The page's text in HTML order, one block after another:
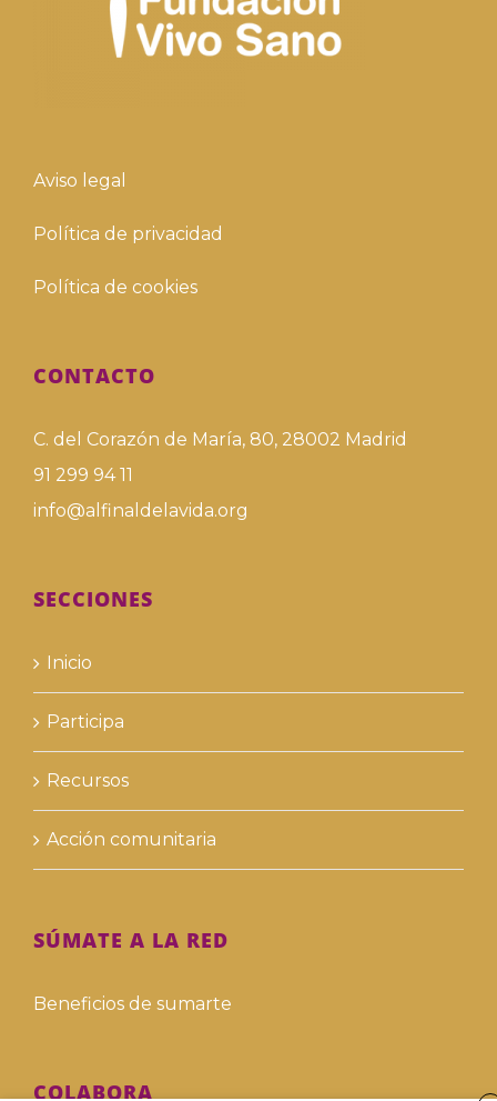
Aviso legal
Política de privacidad
Política de cookies
CONTACTO
C. del Corazón de María, 80, 28002 Madrid
91 299 94 11
info@alfinaldelavida.org
SECCIONES
Inicio
Participa
Recursos
Acción comunitaria
SÚMATE A LA RED
Beneficios de sumarte
COLABORA